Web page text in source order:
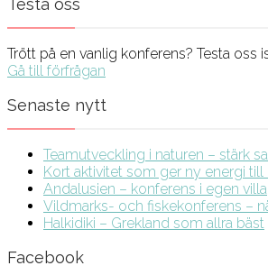
Testa oss
Trött på en vanlig konferens? Testa oss
Gå till förfrågan
Senaste nytt
Teamutveckling i naturen – stärk
Kort aktivitet som ger ny energi till
Andalusien – konferens i egen villa
Vildmarks- och fiskekonferens –
Halkidiki – Grekland som allra bäst
Facebook